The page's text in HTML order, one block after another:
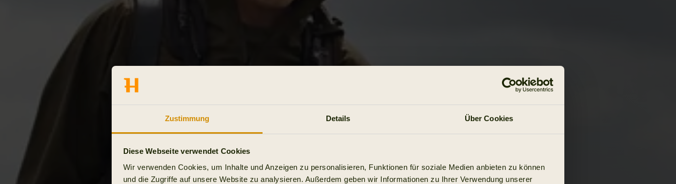
Zustimmung Details Über Cookies
Diese Webseite verwendet Cookies
Wir verwenden Cookies, um Inhalte und Anzeigen zu personalisieren, Funktionen für soziale Medien anbieten zu können
und die Zugriffe auf unsere Website zu analysieren. Außerdem geben wir Informationen zu Ihrer Verwendung unserer